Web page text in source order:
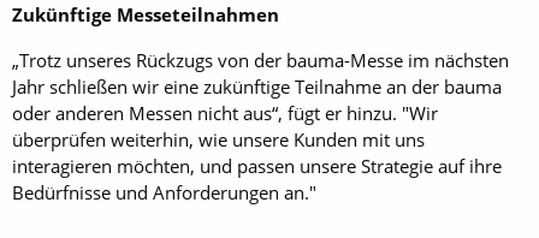
Zukünftige Messeteilnahmen
„Trotz unseres Rückzugs von der bauma-Messe im nächsten
Jahr schließen wir eine zukünftige Teilnahme an der bauma
oder anderen Messen nicht aus“, fügt er hinzu. "Wir
überprüfen weiterhin, wie unsere Kunden mit uns
interagieren möchten, und passen unsere Strategie auf ihre
Bedürfnisse und Anforderungen an."